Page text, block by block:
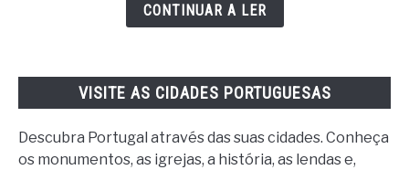
CONTINUAR A LER
VISITE AS CIDADES PORTUGUESAS
Descubra Portugal através das suas cidades. Conheça
os monumentos, as igrejas, a história, as lendas e,